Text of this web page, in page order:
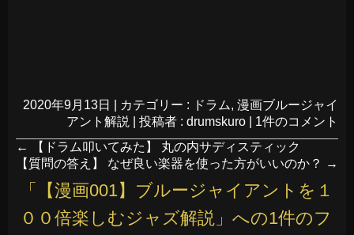
2020年9月13日 カテゴリー : ドラム, 漫画ブルージャイ
アント解説
投稿者 : drumskuro
1件のコメント
←
【ドラム叩いてみた】 丸の内サディスティック
【質問の答え】 なぜ良い楽器を使った方がいいのか？
→
「
【漫画001】ブルージャイアントを１
００倍楽しむジャズ解説 」への1件のフ